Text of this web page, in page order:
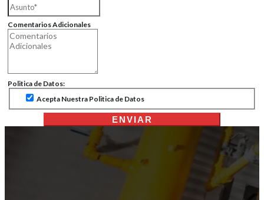
Comentarios Adicionales
Politica de Datos:
Acepta Nuestra Politica de Datos
ENVIAR